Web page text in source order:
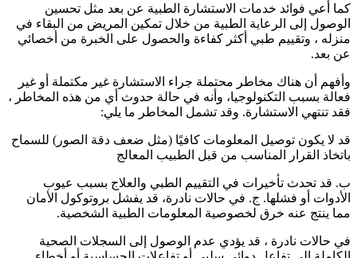
كما أعي فوائد خدمات الاستشارة الطبية عن بعد مثل تحسين
الوصول إلى الرعاية الطبية من خلال تمكين المريض من البقاء في
منزله ، وتقييم طبي أكثر كفاءة والحصول على الخبرة من أخصائي
عن بعد.
وأفهم أن هناك مخاطر محتملة جراء الاستشارة غير مكتملة أو غير
فعالة بسبب التكنولوجيا، وأنه في حالة حدوث أي من هذه المخاطر ،
فقد تنتهي الاستشارة. وقد تشمل المخاطر ما يلي:
قد لا يكون توصيل المعلومات كافيًا (مثل ضعف دقة الصور) للسماح
باتخاذ القرار المناسب من قبل الطبيب المعالج
ب. قد تحدث تأخيرات في التقييم الطبي والعلاج بسبب عيوب
الأدوات أو فشلها. ج. في حالات نادرة، قد يفشل بروتوكول الأمان
مما ينتج عنه خرق لخصوصية المعلومات الطبية الشخصية.
في حالات نادرة ، قد يؤدي عدم الوصول إلى السجلات الصحية